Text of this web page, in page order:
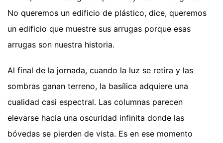
No queremos un edificio de plástico, dice, queremos
un edificio que muestre sus arrugas porque esas
arrugas son nuestra historia.
Al final de la jornada, cuando la luz se retira y las
sombras ganan terreno, la basílica adquiere una
cualidad casi espectral. Las columnas parecen
elevarse hacia una oscuridad infinita donde las
bóvedas se pierden de vista. Es en ese momento